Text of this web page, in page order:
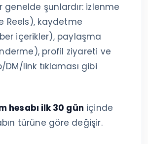
şunlardır: izlenme
Reels), kaydetme
içerikler), paylaşma
profil ziyareti ve
link tıklaması gibi
hesabı ilk 30 gün içinde
türüne göre değişir.